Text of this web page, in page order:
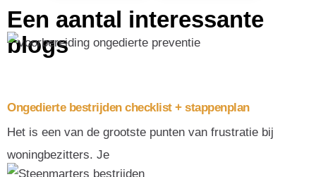
Een aantal interessante
blogs
Ongedierte bestrijden checklist + stappenplan
Het is een van de grootste punten van frustratie bij
woningbezitters. Je